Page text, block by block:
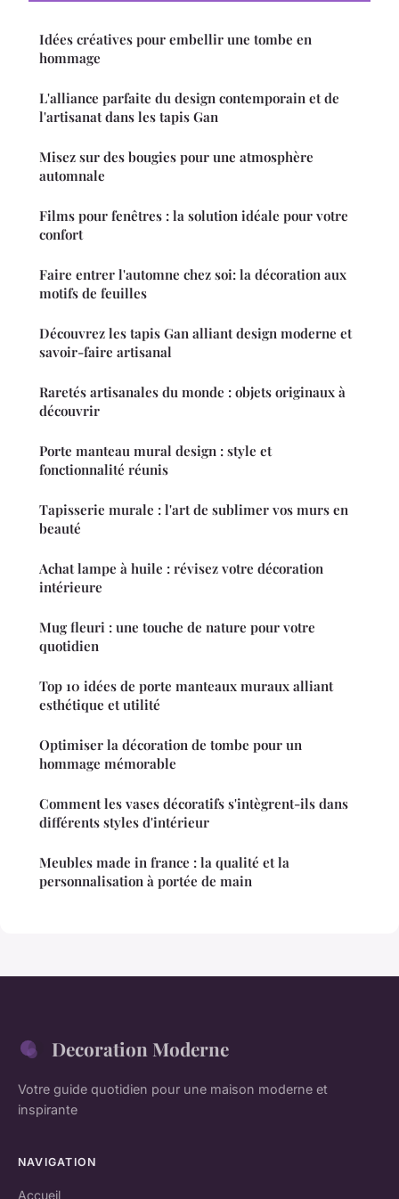
Idées créatives pour embellir une tombe en
hommage
L'alliance parfaite du design contemporain et de
l'artisanat dans les tapis Gan
Misez sur des bougies pour une atmosphère
automnale
Films pour fenêtres : la solution idéale pour votre
confort
Faire entrer l'automne chez soi: la décoration aux
motifs de feuilles
Découvrez les tapis Gan alliant design moderne et
savoir-faire artisanal
Raretés artisanales du monde : objets originaux à
découvrir
Porte manteau mural design : style et
fonctionnalité réunis
Tapisserie murale : l'art de sublimer vos murs en
beauté
Achat lampe à huile : révisez votre décoration
intérieure
Mug fleuri : une touche de nature pour votre
quotidien
Top 10 idées de porte manteaux muraux alliant
esthétique et utilité
Optimiser la décoration de tombe pour un
hommage mémorable
Comment les vases décoratifs s'intègrent-ils dans
différents styles d'intérieur
Meubles made in france : la qualité et la
personnalisation à portée de main
Decoration Moderne
Votre guide quotidien pour une maison moderne et
inspirante
NAVIGATION
Accueil